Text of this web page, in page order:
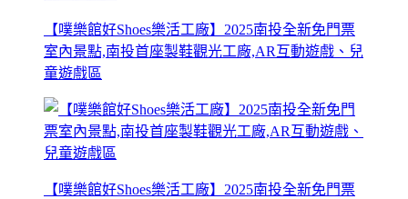
【噗樂館好Shoes樂活工廠】2025南投全新免門票
室內景點,南投首座製鞋觀光工廠,AR互動遊戲、兒
童遊戲區
【噗樂館好Shoes樂活工廠】2025南投全新免門票